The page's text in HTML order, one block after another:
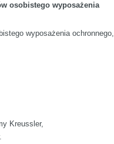
osobistego wyposażenia
wyposażenia ochronnego,
Kreussler,